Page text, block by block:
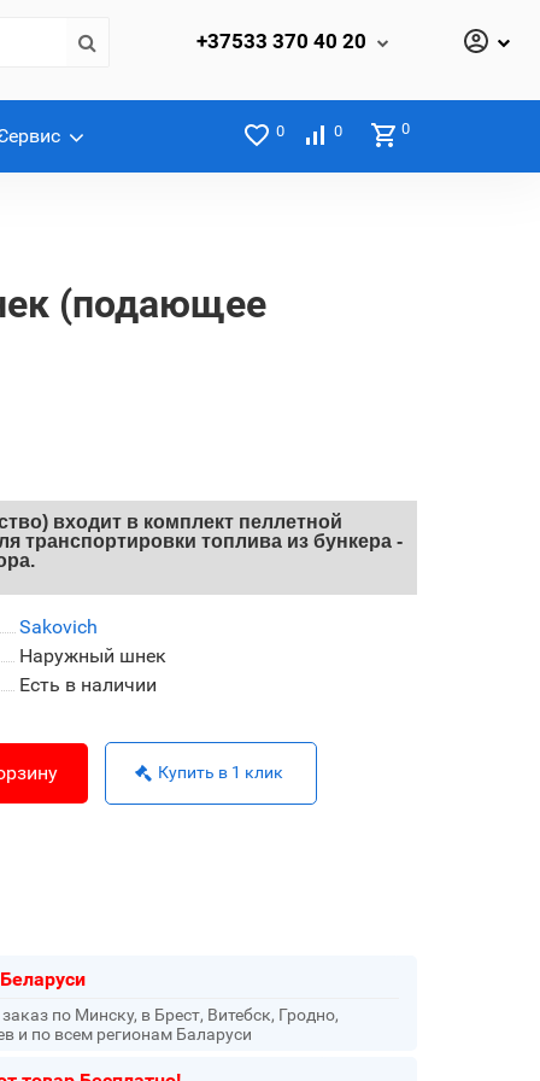
+37533 370 40 20
0 0 0
(подающее
входит в комплект пеллетной
транспортировки топлива из бункера -
Sakovich
Наружный шнек
Есть в наличии
Купить в 1 клик
по Минску, в Брест, Витебск, Гродно,
и по всем регионам Баларуси